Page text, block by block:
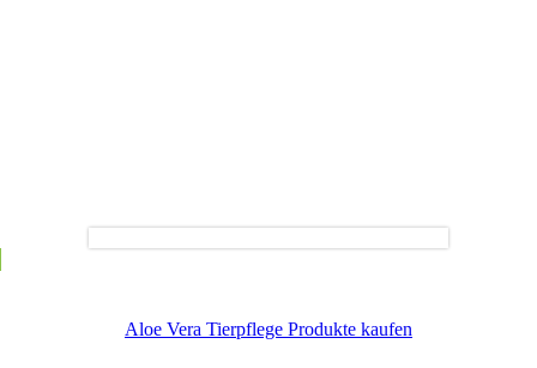
Aloe Vera Tierpflege Produkte kaufen